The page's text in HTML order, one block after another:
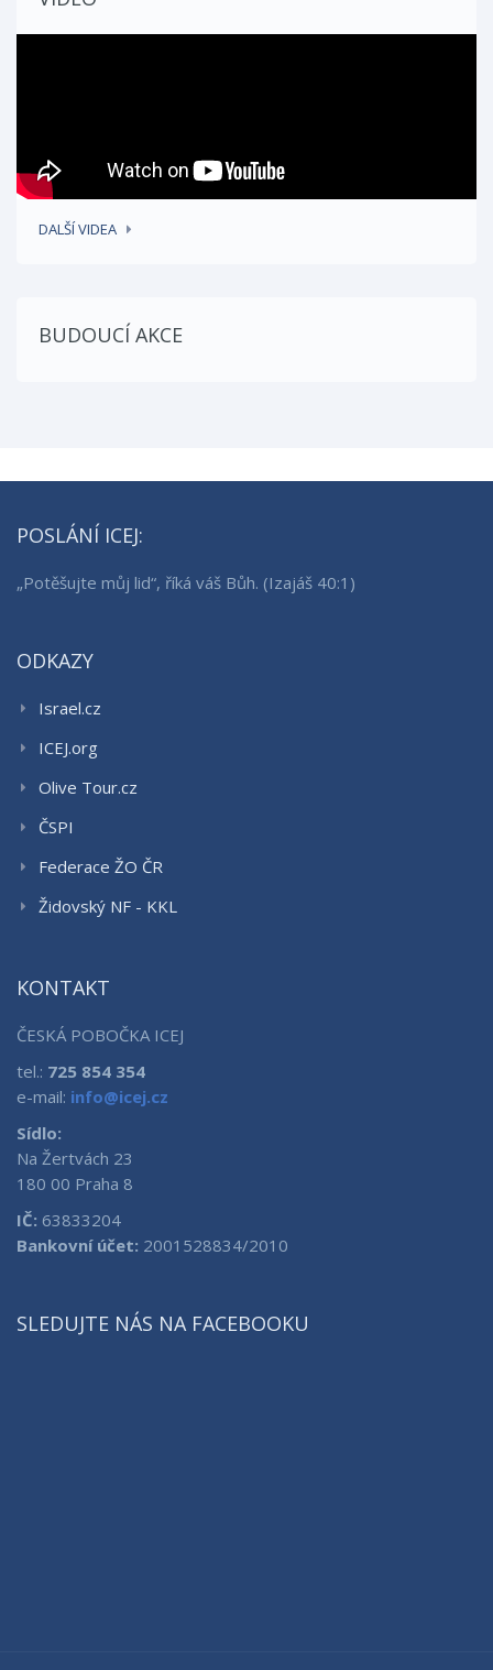
DALŠÍ VIDEA
BUDOUCÍ AKCE
POSLÁNÍ ICEJ:
„Potěšujte můj lid“, říká váš Bůh. (Izajáš 40:1)
ODKAZY
Israel.cz
ICEJ.org
Olive Tour.cz
ČSPI
Federace ŽO ČR
Židovský NF - KKL
KONTAKT
ČESKÁ POBOČKA ICEJ
tel.: 725 854 354
e-mail: info@icej.cz
Sídlo:
Na Žertvách 23
180 00 Praha 8
IČ: 63833204
Bankovní účet: 2001528834/2010
SLEDUJTE NÁS NA FACEBOOKU